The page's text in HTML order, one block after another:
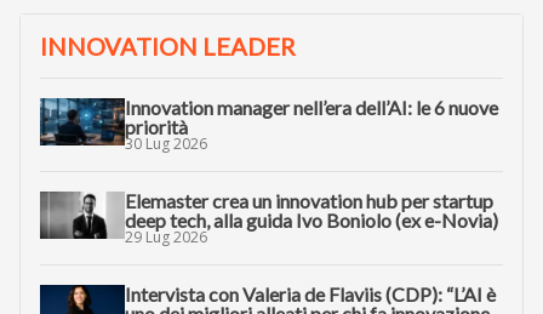
INNOVATION LEADER
Innovation manager nell’era dell’AI: le 6 nuove
priorità
30 Lug 2026
Elemaster crea un innovation hub per startup
deep tech, alla guida Ivo Boniolo (ex e-Novia)
29 Lug 2026
Intervista con Valeria de Flaviis (CDP): “L’AI è